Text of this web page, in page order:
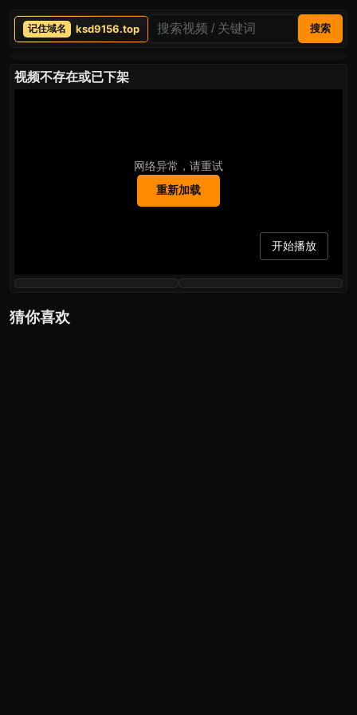
ksd9156.top 搜索
视频不存在或已下架
网络异常，请重试
重新加载
开始播放
猜你喜欢